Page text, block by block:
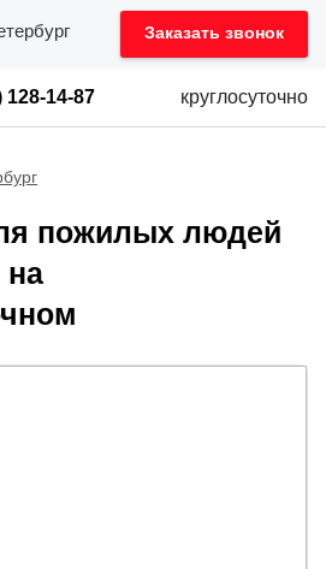
Заказать звонок
128-14-87 круглосуточно
пожилых людей
на